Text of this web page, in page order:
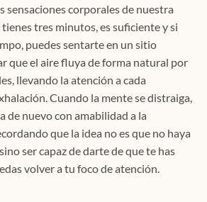
sensaciones corporales de nuestra
tienes tres minutos, es suficiente y si
puedes sentarte en un sitio
que el aire fluya de forma natural por
llevando la atención a cada
Cuando la mente se distraiga,
de nuevo con amabilidad a la
que la idea no es que no haya
ser capaz de darte de que te has
volver a tu foco de atención.